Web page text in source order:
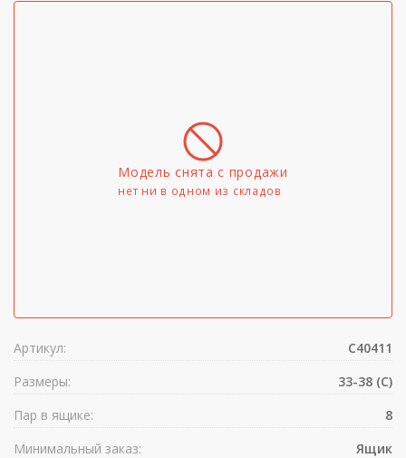
Модель снята с продажи
нет ни в одном из складов
Артикул:
C40411
Размеры:
33-38 (C)
Пар в ящике:
8
Минимальный заказ:
Ящик